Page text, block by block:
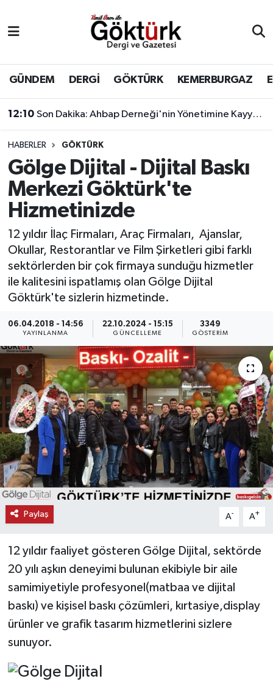
GÜNDEM DERGİ GÖKTÜRK KEMERBURGAZ
12:10 Son Dakika: Ahbap Derneği'nin Yönetimine Kayyum Atandı
HABERLER GÖKTÜRK
Gölge Dijital - Dijital Baskı
Merkezi Göktürk'te
Hizmetinizde
12 yıldır İlaç Firmaları, Araç Firmaları, Ajanslar,
Okullar, Restorantlar ve Film Şirketleri gibi farklı
sektörlerden bir çok firmaya sunduğu hizmetler
ile kalitesini ispatlamış olan Gölge Dijital
Göktürk'te sizlerin hizmetinde.
06.04.2018 - 14:56
YAYINLANMA
22.10.2024 - 15:15
GÜNCELLEME
3349
GÖSTERIM
Paylaş A- A+
12 yıldır faaliyet gösteren Gölge Dijital, sektörde
20 yılı aşkın deneyimi bulunan ekibiyle bir aile
samimiyetiyle profesyonel(matbaa ve dijital
baskı) ve kişisel baskı çözümleri, kırtasiye,display
ürünler ve grafik tasarım hizmetlerini sizlere
sunuyor.
BİLİM
DERGİ
DÜNYA
EĞİTİM
EKONOMİ
GÖKTÜRK
GÜNDEM
KEMERBURGAZ
KÜLTÜR - SANAT
MAGAZİN
ÖZEL HABER
SAĞLIK
SPOR
TEKNOLOJİ
TİCARET
YAŞAM
Eyüpsultan Hava Durumu
Eyüpsultan Trafik Yoğunluk Haritası
Süper Lig Puan Durumu ve Fikstür
Tüm Manşetler
Son Dakika Haberleri
Haber Arşivi